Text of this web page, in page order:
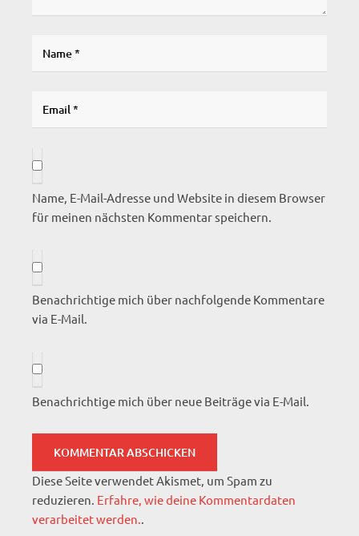
Name, E-Mail-Adresse und Website in diesem Browser
für meinen nächsten Kommentar speichern.
Benachrichtige mich über nachfolgende Kommentare
via E-Mail.
Benachrichtige mich über neue Beiträge via E-Mail.
Diese Seite verwendet Akismet, um Spam zu
reduzieren. Erfahre, wie deine Kommentardaten
verarbeitet werden..